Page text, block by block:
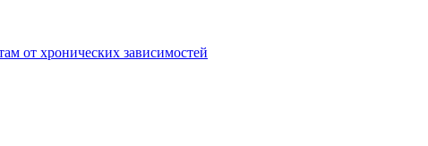
от хронических зависимостей